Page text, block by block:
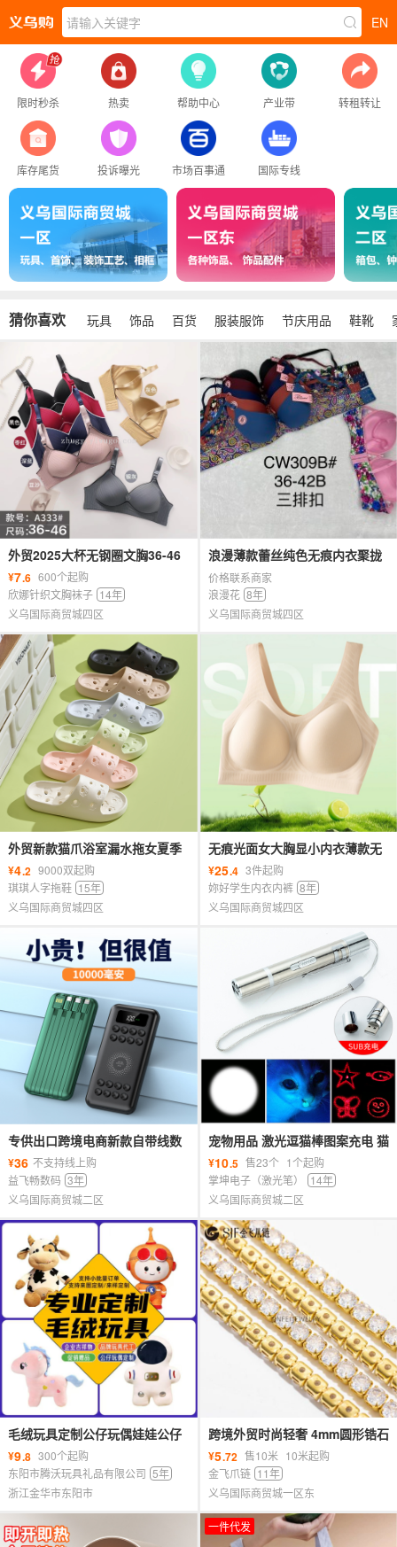
请输入关键字 EN
限时秒杀
库存尾货
热卖
投诉曝光
帮助中心
市场百事通
产业带
国际专线
转租转让
猜你喜欢 玩具 饰品 百货 服装服饰 节庆用品 鞋靴
外贸2025大杯无钢圈文胸36-46
码立体杯12件混色混码
¥7.6 600个起购
欣娜针织文胸袜子 14年
义乌国际商贸城四区
浪漫薄款蕾丝纯色无痕内衣聚拢
胸罩
价格联系商家
浪漫花 8年
义乌国际商贸城四区
外贸新款猫爪浴室漏水拖女夏季
室内居家用洗澡镂空静音防臭凉
拖鞋
¥4.2 9000双起购
琪琪人字拖鞋 15年
义乌国际商贸城四区
无痕光面女大胸显小内衣薄款无
钢圈背心式文胸夏季全罩杯无痕
文胸
¥25.4 3件起购
妳好学生内衣内裤 8年
义乌国际商贸城四区
专供出口跨境电商新款自带线数
显吸盘式无线充充电宝10000毫
安支持代发
¥36 不支持线上购
益飞畅数码 3年
义乌国际商贸城二区
宠物用品 激光逗猫棒图案充电 猫
咪玩具带紫光照明 厂家批发
¥10.5 售23个 1个起购
掌坤电子（激光笔）
14年
义乌国际商贸城二区
毛绒玩具定制公仔玩偶娃娃公仔
定制定做企业吉祥物来图打样定
做娃
¥9.8 300个起购
东阳市腾沃玩具礼品有限公司 5年
浙江金华市东阳市
跨境外贸时尚轻奢 4mm圆形锆石
爪链饰品配件饰品鞋包衣帽配件
材料
¥5.72 售10米 10米起购
金飞爪链 11年
义乌国际商贸城一区东
一件代发